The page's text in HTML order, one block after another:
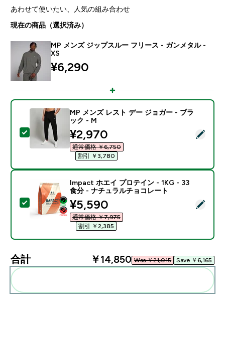
あわせて使いたい、人気の組み合わせ
現在の商品（選択済み）
MP メンズ ジップスルー フリース - ガンメタル -
XS
¥6,290‎
この商品を選択 - MP メンズ レスト デー ジョガー -
MP メンズ レスト デー ジョガー - ブラ
ック - M
discounted price
¥2,970‎
通常価格 ￥6,750‎
割引 ￥3,780‎
この商品を選択 - Impact ホエイ プロテイン - 1KG -
Impact ホエイ プロテイン - 1KG - 33
食分 - ナチュラルチョコレート
discounted price
¥5,590‎
通常価格 ￥7,975‎
割引 ￥2,385‎
合計 ￥14,850‎ Was ￥21,015‎ Save ￥6,165‎